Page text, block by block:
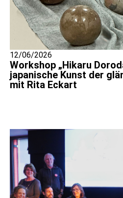
12/06/2026
Workshop „Hikaru
japanische Kunst der
mit Rita Eckart